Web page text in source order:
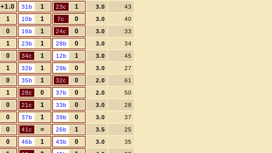
+1.0 31b 1 23c 1 3.0
43
1 10b 1 7c 0 3.0
40
0 16b 1 24c 0 3.0
33
1 23b 1 28b 0 3.0
34
0 34c 1 12b 1 3.0
45
1 32b 1 29b 0 3.0
27
0 35b 1 32c 0 2.0
61
1 28c 0 37b 0 2.0
50
0 21c 1 33b 0 3.0
28
0 37b 1 39b 0 3.0
37
0 41c = 26b 1 3.5
25
0 46b 1 43b 0 3.0
35